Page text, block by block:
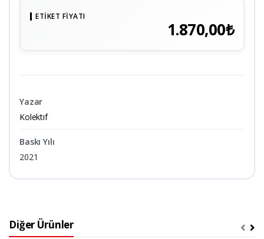
ETIKET FIYATI
1.870,00₺
Yazar
Kolektıf
Baskı Yılı
2021
Diğer Ürünler